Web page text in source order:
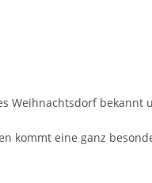
Weihnachtsdorf bekannt
kommt eine ganz